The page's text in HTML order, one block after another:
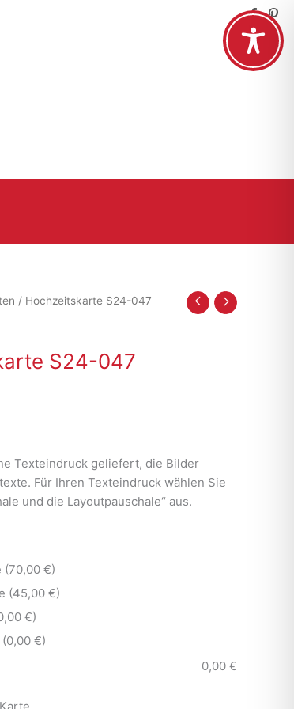
/ Hochzeitskarte S24-047
S24-047
Texteindruck geliefert, die Bilder
Für Ihren Texteindruck wählen Sie
und die Layoutpauschale“ aus.
(70,00 €)
(45,00 €)
€)
€)
0,00 €